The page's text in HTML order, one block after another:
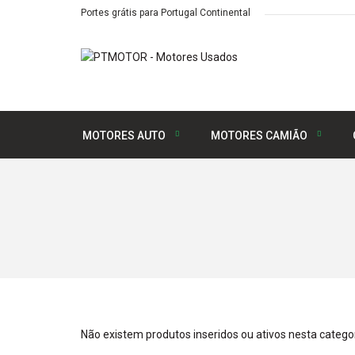
Portes grátis para Portugal Continental
MOTORES AUTO MOTORES CAMIÃO
Não existem produtos inseridos ou ativos nesta